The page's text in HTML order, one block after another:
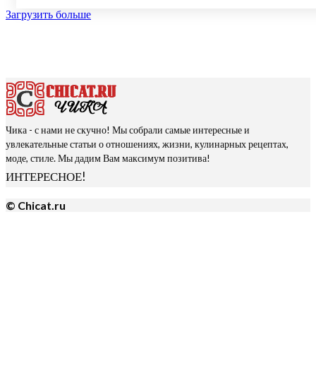
Загрузить больше
Чика - с нами не скучно! Мы собрали самые интересные и
увлекательные статьи о отношениях, жизни, кулинарных рецептах,
моде, стиле. Мы дадим Вам максимум позитива!
ИНТЕРЕСНОЕ!
© Chicat.ru